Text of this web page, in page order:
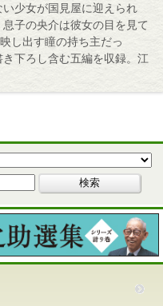
少女が国見屋に迎えられ
子の央介は彼女の目を見て
し出す瞳の持ち主だっ
下ろし含む五編を収録。江